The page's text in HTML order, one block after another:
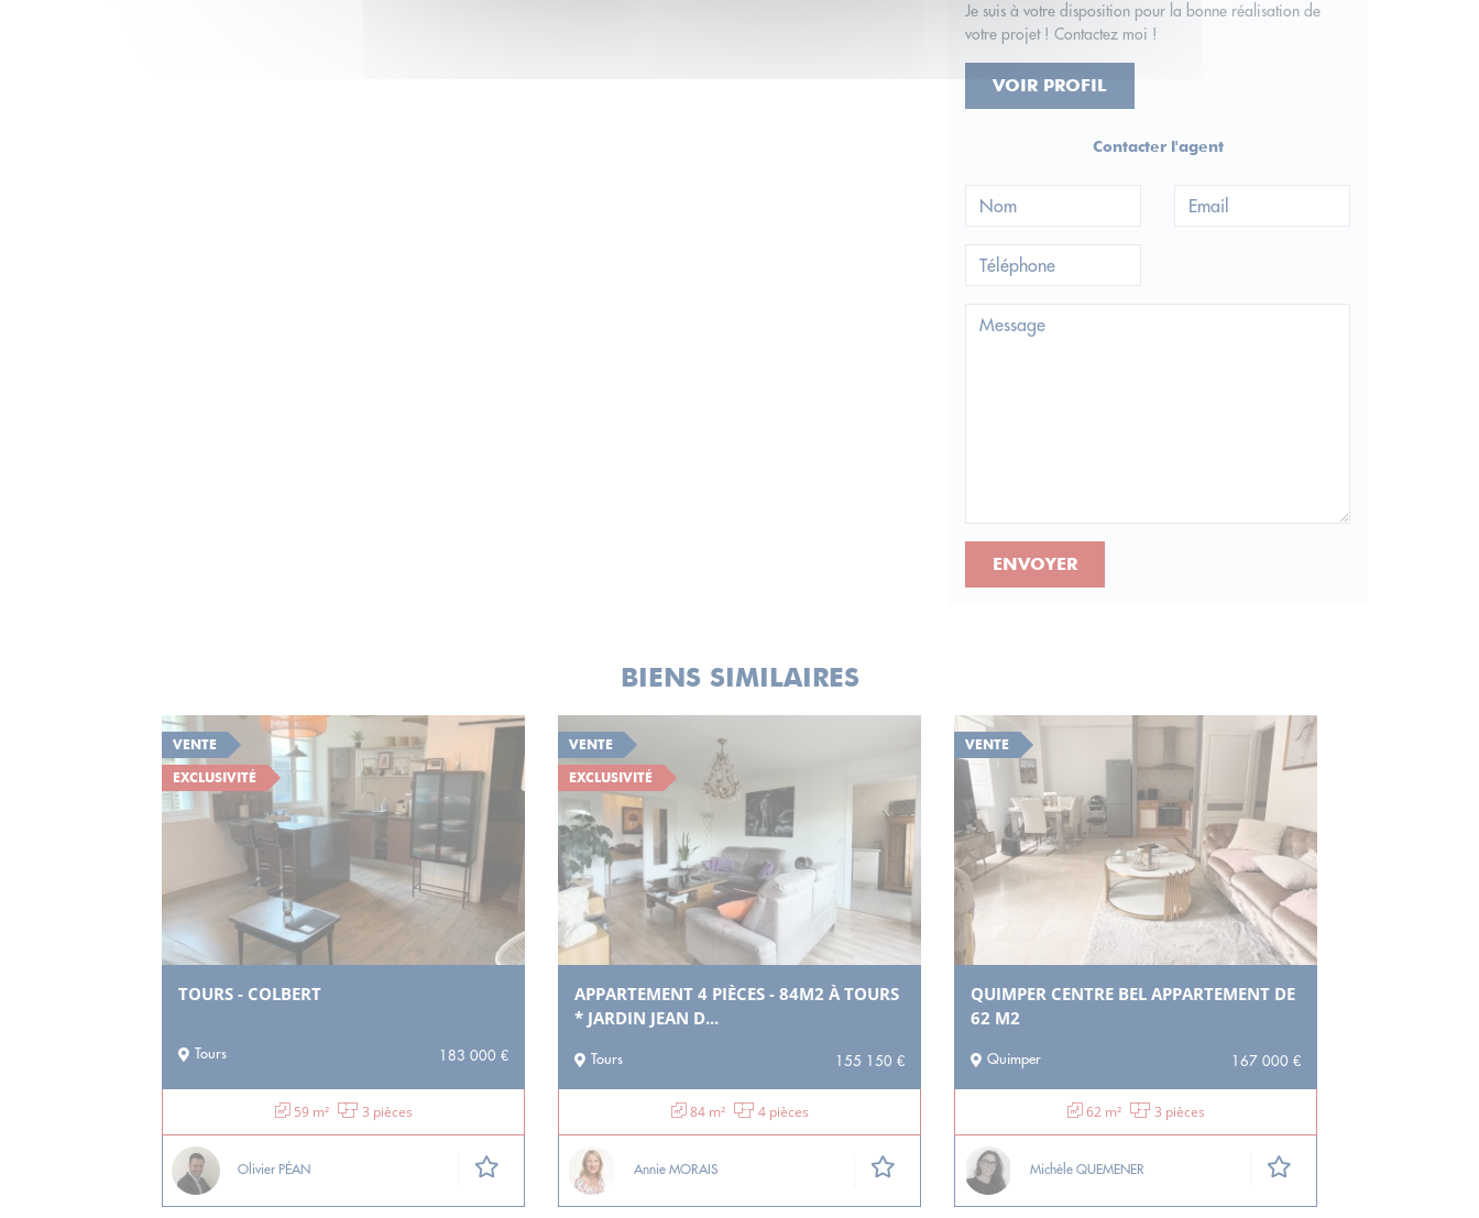
Je suis à votre disposition pour la bonne réalisation de
votre projet ! Contactez moi !
VOIR PROFIL
Contacter l'agent
ENVOYER
BIENS SIMILAIRES
VENTE
EXCLUSIVITÉ
TOURS - COLBERT
Tours 183 000 €
59 m² 3 pièces
Olivier PÉAN
VENTE
EXCLUSIVITÉ
APPARTEMENT 4 PIÈCES - 84M2 À TOURS
* JARDIN JEAN D...
Tours 155 150 €
84 m² 4 pièces
Annie MORAIS
VENTE
QUIMPER CENTRE BEL APPARTEMENT DE
62 M2
Quimper 167 000 €
62 m² 3 pièces
Michèle QUEMENER